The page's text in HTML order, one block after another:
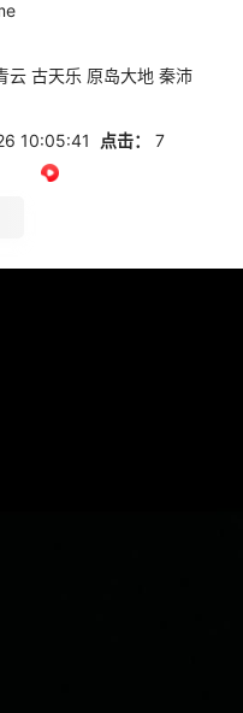
乐乐过上好生活，便打算把
的结，两个同样心事重重的人
云 古天乐 原岛大地 秦沛
10:05:41 点击：
7